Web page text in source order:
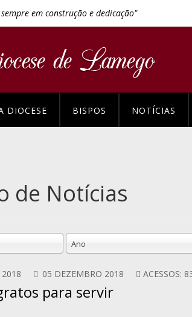
em construção e dedicação"
DIOCESE BISPOS NOTÍCIAS
de Notícias
Ano
05 DEZEMBRO 2018 ACESSOS:
para servir